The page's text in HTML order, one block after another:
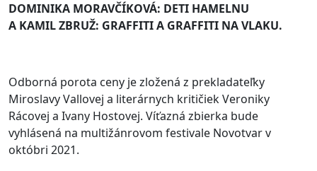
DOMINIKA MORAVČÍKOVÁ: DETI HAMELNU
A KAMIL ZBRUŽ: GRAFFITI A GRAFFITI NA VLAKU.
Odborná porota ceny je zložená z prekladateľky
Miroslavy Vallovej a literárnych kritičiek Veroniky
Rácovej a Ivany Hostovej. Víťazná zbierka bude
vyhlásená na multižánrovom festivale Novotvar v
októbri 2021.